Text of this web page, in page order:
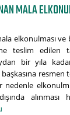
MALA
elkonulması ve
teslim edilen
bir yıla
alınması